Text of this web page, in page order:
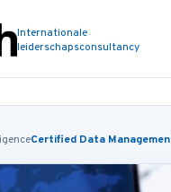
Internationale
leiderschapsconsultancy
Certified Data